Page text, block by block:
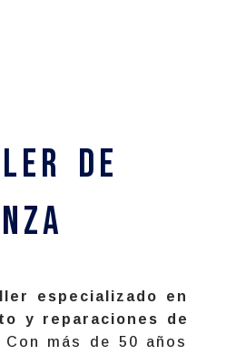
de
especializado en
y reparaciones de
Con más de 50 años